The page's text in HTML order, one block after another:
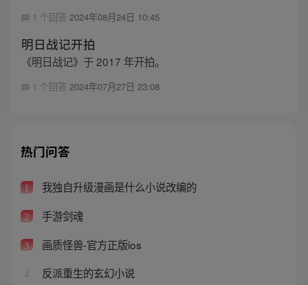
1 个回答 2024年08月24日 10:45
明日战记开拍
《明日战记》于 2017 年开拍。
1 个回答 2024年07月27日 23:08
热门问答
1 我独自升级漫画是什么小说改编的
2 手游剑魂
3 画质怪兽-官方正版ios
4 反派重生的玄幻小说